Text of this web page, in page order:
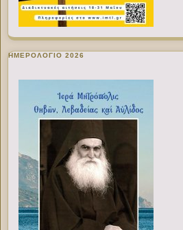
ΗΜΕΡΟΛΟΓΙΟ 2026